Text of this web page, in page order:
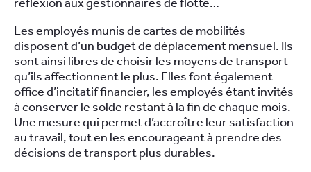
réflexion aux gestionnaires de flotte…
Les employés munis de cartes de mobilités
disposent d’un budget de déplacement mensuel. Ils
sont ainsi libres de choisir les moyens de transport
qu’ils affectionnent le plus. Elles font également
office d’incitatif financier, les employés étant invités
à conserver le solde restant à la fin de chaque mois.
Une mesure qui permet d’accroître leur satisfaction
au travail, tout en les encourageant à prendre des
décisions de transport plus durables.